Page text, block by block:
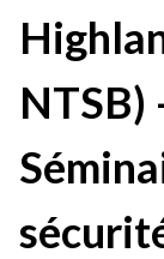
NTSB)